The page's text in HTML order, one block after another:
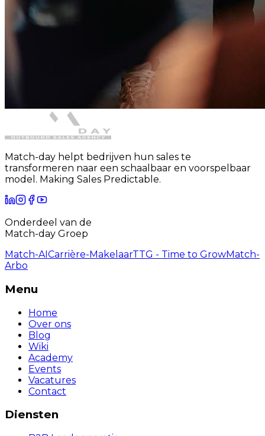
Match-day helpt bedrijven hun sales te
transformeren naar een schaalbaar en voorspelbaar
model. Making Sales Predictable.
Onderdeel van de
Match-day Groep
Match-AI Carrière-MakelaarTTG - Time to GrowMatch-
Arbo
Menu
Home
Over ons
Blog
Wiki
Academy
Events
Vacatures
Contact
Diensten